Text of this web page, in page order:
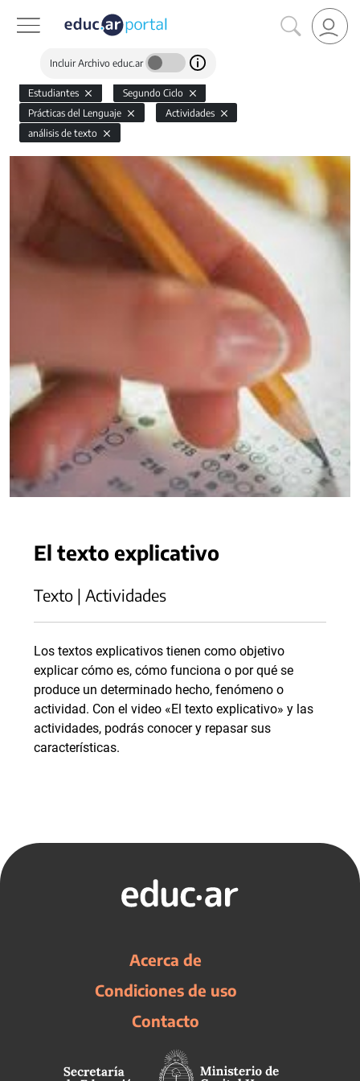
Incluir Archivo educ.ar
Estudiantes
Segundo Ciclo
Prácticas del Lenguaje
Actividades
análisis de texto
El texto explicativo
Texto | Actividades
Los textos explicativos tienen como objetivo
explicar cómo es, cómo funciona o por qué se
produce un determinado hecho, fenómeno o
actividad. Con el video «El texto explicativo» y las
actividades, podrás conocer y repasar sus
características.
Acerca de
Condiciones de uso
Contacto